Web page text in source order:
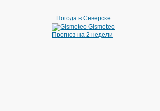
Погода в Северске
Gismeteo
Прогноз на 2 недели